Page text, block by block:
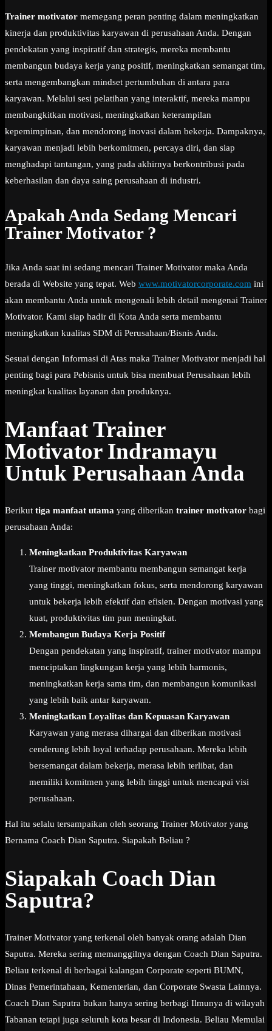
Trainer motivator memegang peran penting dalam meningkatkan
kinerja dan produktivitas karyawan di perusahaan Anda. Dengan
pendekatan yang inspiratif dan strategis, mereka membantu
membangun budaya kerja yang positif, meningkatkan semangat tim,
serta mengembangkan mindset pertumbuhan di antara para
karyawan. Melalui sesi pelatihan yang interaktif, mereka mampu
membangkitkan motivasi, meningkatkan keterampilan
kepemimpinan, dan mendorong inovasi dalam bekerja. Dampaknya,
karyawan menjadi lebih berkomitmen, percaya diri, dan siap
menghadapi tantangan, yang pada akhirnya berkontribusi pada
keberhasilan dan daya saing perusahaan di industri.
Apakah Anda Sedang Mencari
Trainer Motivator ?
Jika Anda saat ini sedang mencari Trainer Motivator maka Anda
berada di Website yang tepat. Web www.motivatorcorporate.com ini
akan membantu Anda untuk mengenali lebih detail mengenai Trainer
Motivator. Kami siap hadir di Kota Anda serta membantu
meningkatkan kualitas SDM di Perusahaan/Bisnis Anda.
Sesuai dengan Informasi di Atas maka Trainer Motivator menjadi hal
penting bagi para Pebisnis untuk bisa membuat Perusahaan lebih
meningkat kualitas layanan dan produknya.
Manfaat Trainer
Motivator Indramayu
Untuk Perusahaan Anda
Berikut tiga manfaat utama yang diberikan trainer motivator bagi
perusahaan Anda:
Meningkatkan Produktivitas Karyawan
Trainer motivator membantu membangun semangat kerja
yang tinggi, meningkatkan fokus, serta mendorong karyawan
untuk bekerja lebih efektif dan efisien. Dengan motivasi yang
kuat, produktivitas tim pun meningkat.
Membangun Budaya Kerja Positif
Dengan pendekatan yang inspiratif, trainer motivator mampu
menciptakan lingkungan kerja yang lebih harmonis,
meningkatkan kerja sama tim, dan membangun komunikasi
yang lebih baik antar karyawan.
Meningkatkan Loyalitas dan Kepuasan Karyawan
Karyawan yang merasa dihargai dan diberikan motivasi
cenderung lebih loyal terhadap perusahaan. Mereka lebih
bersemangat dalam bekerja, merasa lebih terlibat, dan
memiliki komitmen yang lebih tinggi untuk mencapai visi
perusahaan.
Hal itu selalu tersampaikan oleh seorang Trainer Motivator yang
Bernama Coach Dian Saputra. Siapakah Beliau ?
Siapakah Coach Dian
Saputra?
Trainer Motivator yang terkenal oleh banyak orang adalah Dian
Saputra. Mereka sering memanggilnya dengan Coach Dian Saputra.
Beliau terkenal di berbagai kalangan Corporate seperti BUMN,
Dinas Pemerintahaan, Kementerian, dan Corporate Swasta Lainnya.
Coach Dian Saputra bukan hanya sering berbagi Ilmunya di wilayah
Tabanan tetapi juga seluruh kota besar di Indonesia. Beliau Memulai